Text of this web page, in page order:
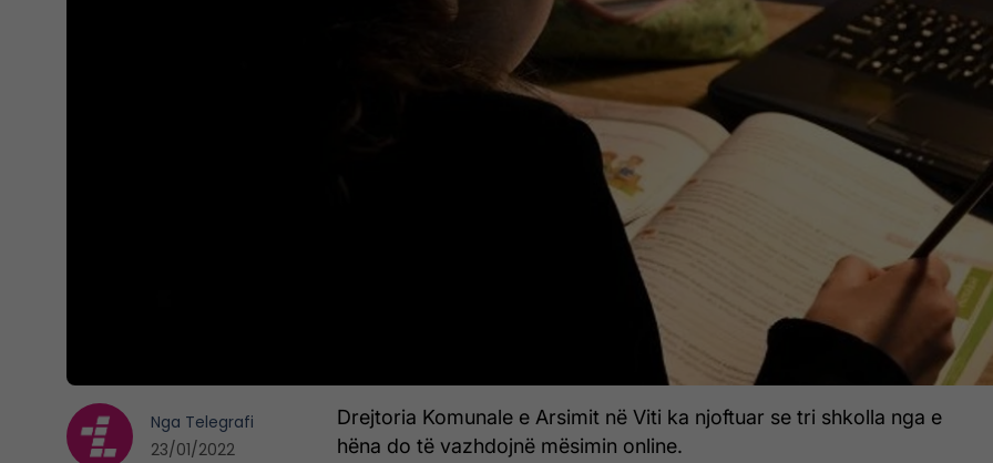
Drejtoria Komunale e Arsimit në Viti ka njoftuar se tri shkolla nga e
hëna do të vazhdojnë mësimin online.
Nga Telegrafi
23/01/2022